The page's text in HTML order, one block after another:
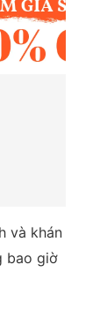
và khán
bao giờ